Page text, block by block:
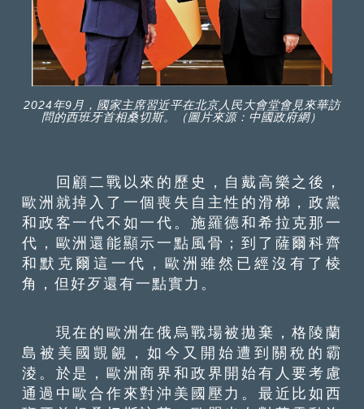
2024年9月，國家主席習近平在北京人民大會堂會見來華訪
問的西班牙首相桑切斯。（圖片來源：中國政府網）
回顧二戰以來的歷史，自戴高樂之後，
歐洲就掉入了一個喪失自主性的滑梯，政黨
和政客一代不如一代。施羅德和希拉克那一
代，歐洲還能顯示一點風骨；到了薩爾科齊
和默克爾這一代，歐洲雖然已經沒有了棱
角，但好歹還有一點實力。
現在的歐洲在俄烏戰場被拋棄，格陵蘭
島被美國覬覦，如今又開始遭到關稅的霸
淩。於是，歐洲商界和政界開始有人要考慮
通過中歐合作來對沖美國壓力。最近比如西